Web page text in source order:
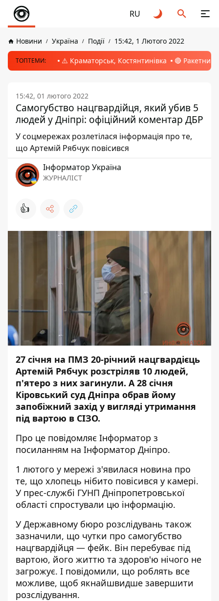
RU
Новини Україна Події 15:42, 1 Лютого 2022
ТОПТЕМИ: ⚠️ Краматорськ, Костянтинівка 🔴 Ракетний
15:42, 01 лютого 2022
Самогубство нацгвардійця, який убив 5
людей у Дніпрі: офіційний коментар ДБР
У соцмережах розлетілася інформація про те,
що Артемій Рябчук повісився
Інформатор Україна
ЖУРНАЛІСТ
👍
27 січня на ПМЗ 20-річний нацгвардієць
Артемій Рябчук розстріляв 10 людей,
п'ятеро з них загинули. А 28 січня
Кіровський суд Дніпра обрав йому
запобіжний захід у вигляді утримання
під вартою в СІЗО.
Про це повідомляє Інформатор з
посиланням на Інформатор Дніпро.
1 лютого у мережі з'явилася новина про
те, що хлопець нібито повісився у камері.
У прес-службі ГУНП Дніпропетровської
області спростували цю інформацію.
У Державному бюро розслідувань також
зазначили, що чутки про самогубство
нацгвардійця — фейк. Він перебуває під
вартою, його життю та здоров'ю нічого не
загрожує. І повідомили, що роблять все
можливе, щоб якнайшвидше завершити
розслідування.